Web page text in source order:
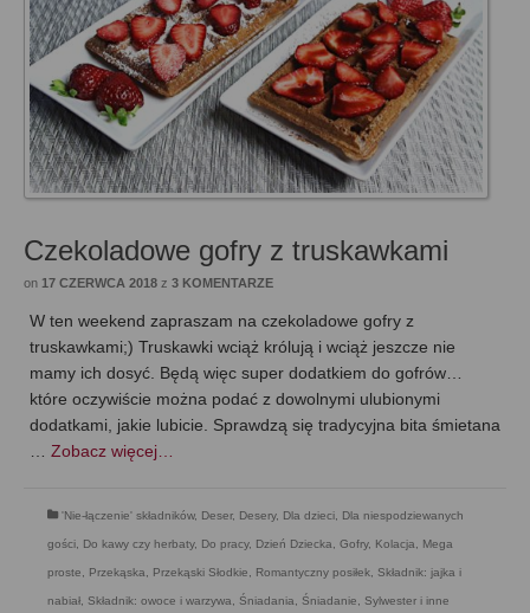
Czekoladowe gofry z truskawkami
on 17 CZERWCA 2018 z 3 KOMENTARZE
W ten weekend zapraszam na czekoladowe gofry z
truskawkami;) Truskawki wciąż królują i wciąż jeszcze nie
mamy ich dosyć. Będą więc super dodatkiem do gofrów…
które oczywiście można podać z dowolnymi ulubionymi
dodatkami, jakie lubicie. Sprawdzą się tradycyjna bita śmietana
Zobacz więcej…
'Nie-łączenie' składników, Deser, Desery, Dla dzieci Dla niespodziewanych
gości Do kawy czy herbaty, Do pracy, Dzień Dziecka Gofry, Kolacja Mega
proste Przekąska Przekąski Słodkie Romantyczny posiłek Składnik: jajka i
nabiał Składnik: owoce i warzywa Śniadania Śniadanie Sylwester i inne